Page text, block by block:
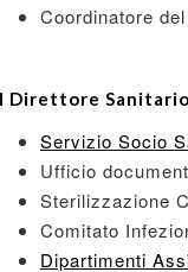
Coordinatore
Direttore
Servizio Socio
Ufficio
Sterilizzazione
Comitato
Dipartimenti